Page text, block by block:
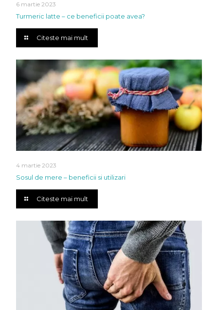
6 martie 2023
Turmeric latte – ce beneficii poate avea?
Citeste mai mult
4 martie 2023
Sosul de mere – beneficii si utilizari
Citeste mai mult